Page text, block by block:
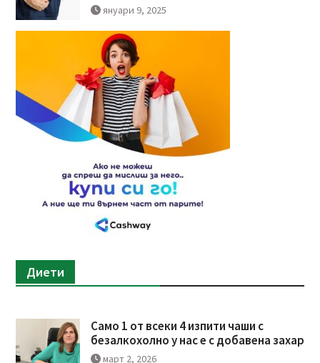
януари 9, 2025
Диети
Само 1 от всеки 4 изпити чаши с
безалкохолно у нас е с добавена захар
март 2, 2026